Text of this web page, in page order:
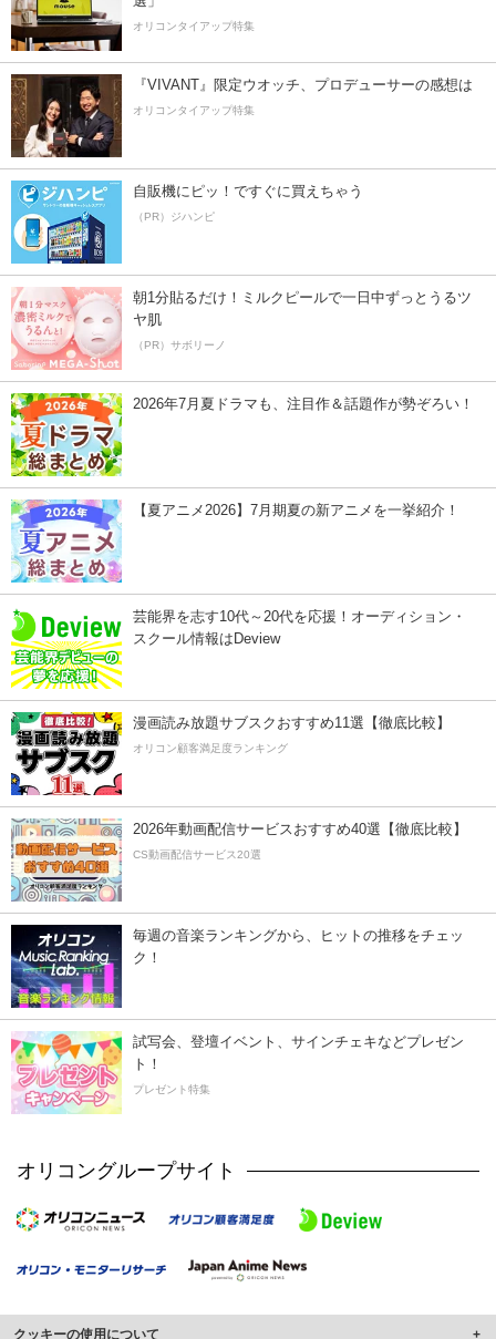
オリコンタイアップ特集
『VIVANT』限定ウオッチ、プロデューサーの感想は
オリコンタイアップ特集
自販機にピッ！ですぐに買えちゃう
（PR）ジハンピ
朝1分貼るだけ！ミルクピールで一日中ずっとうるツ
ヤ肌
（PR）サボリーノ
2026年7月夏ドラマも、注目作＆話題作が勢ぞろい！
【夏アニメ2026】7月期夏の新アニメを一挙紹介！
芸能界を志す10代～20代を応援！オーディション・
スクール情報はDeview
漫画読み放題サブスクおすすめ11選【徹底比較】
オリコン顧客満足度ランキング
2026年動画配信サービスおすすめ40選【徹底比較】
CS動画配信サービス20選
毎週の音楽ランキングから、ヒットの推移をチェッ
ク！
試写会、登壇イベント、サインチェキなどプレゼン
ト！
プレゼント特集
オリコングループサイト
クッキーの使用について